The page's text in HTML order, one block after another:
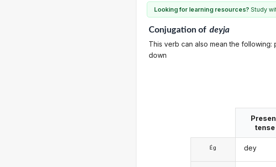
Looking for learning resources? Study
Conjugationof deyja
This verb can also mean the following:
down
Ég
tense
dey